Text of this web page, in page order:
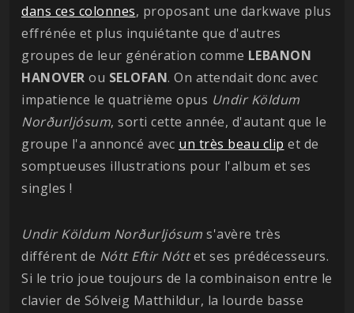
dans ces colonnes, proposant une darkwave plus
effrénée et plus inquiétante que d'autres
groupes de leur génération comme LEBANON
HANOVER ou SELOFAN. On attendait donc avec
impatience le quatrième opus Undir Köldum
Norðurljósum, sorti cette année, d'autant que le
groupe l'a annoncé avec un très beau clip et de
somptueuses illustrations pour l'album et ses
singles !
Undir Köldum Norðurljósum s'avère très
différent de NóttEftir Nóttet ses prédécesseurs.
Si le trio joue toujours de la combinaison entre le
clavier de Sólveig Matthildur, la lourde basse